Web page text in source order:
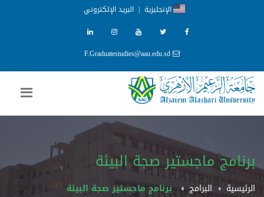
الإنجليزية | البريد الإلكتروني
F.Graduatestudies@aau.edu.sd
برنامج ماجستير صجة البيئة
الرئيسية البرامج برنامج ماجستير صجة البيئة